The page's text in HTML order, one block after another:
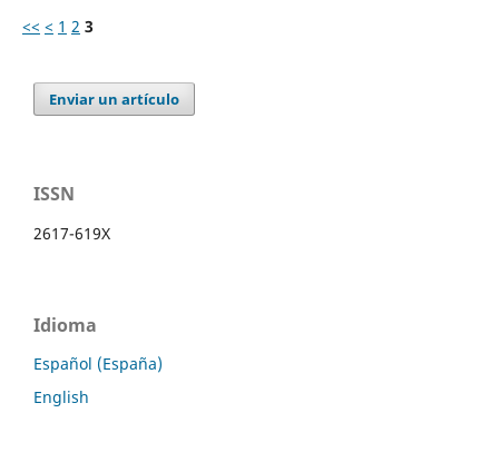
<< < 1 2 3
Enviar un artículo
ISSN
2617-619X
Idioma
Español (España)
English